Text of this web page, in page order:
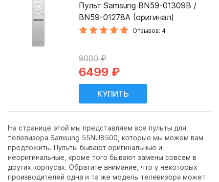
На странице этой мы представляем все пульты для
телевизора Samsung 55NU8500, которые мы можем вам
предложить. Пульты бывают оригинальные и
неоригинальные, кроме того бывают замены совсем в
других корпусах. Обратите внимание, что у некоторых
производителей одна и та же модель телевизора может
Пульт Samsung BN59-01309B /
BN59-01278A (оригинал)
Отзывов: 4
9000 ₽
6499 ₽